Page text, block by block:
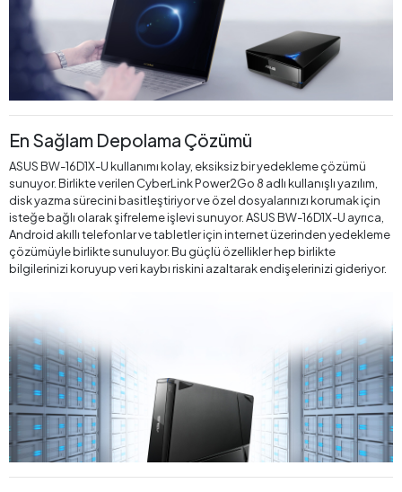
En Sağlam Depolama Çözümü
ASUS BW-16D1X-U kullanımı kolay, eksiksiz bir yedekleme çözümü
sunuyor. Birlikte verilen CyberLink Power2Go 8 adlı kullanışlı yazılım,
disk yazma sürecini basitleştiriyor ve özel dosyalarınızı korumak için
isteğe bağlı olarak şifreleme işlevi sunuyor. ASUS BW-16D1X-U ayrıca,
Android akıllı telefonlar ve tabletler için internet üzerinden yedekleme
çözümüyle birlikte sunuluyor. Bu güçlü özellikler hep birlikte
bilgilerinizi koruyup veri kaybı riskini azaltarak endişelerinizi gideriyor.